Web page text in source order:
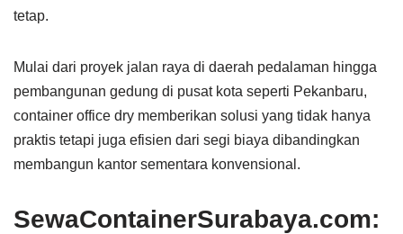
tetap.
Mulai dari proyek jalan raya di daerah pedalaman hingga
pembangunan gedung di pusat kota seperti Pekanbaru,
container office dry memberikan solusi yang tidak hanya
praktis tetapi juga efisien dari segi biaya dibandingkan
membangun kantor sementara konvensional.
SewaContainerSurabaya.com: